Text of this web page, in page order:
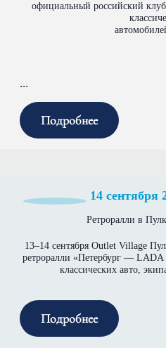
официальный российский
...
Подробнее
14 сентября
Ретроралли в
13–14 сентября Outlet Village
ретроралли «Петербург — LADA
классических авто,
Подробнее